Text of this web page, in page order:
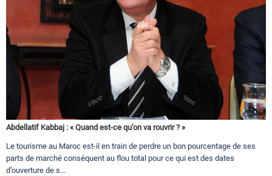
Abdellatif Kabbaj : « Quand est-ce qu’on va rouvrir ? »
Le tourisme au Maroc est-il en train de perdre un bon pourcentage de ses
parts de marché conséquent au flou total pour ce qui est des dates
d’ouverture de s...